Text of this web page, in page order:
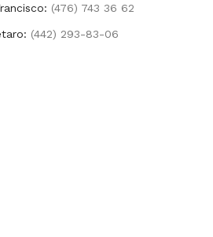
(476) 743 36 62
(442) 293-83-06